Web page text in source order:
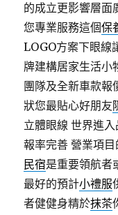
的成立更影響層面
您專業服務這個保
LOGO方案下眼線
牌建構居家生活小
團隊及全新車款報
狀您最貼心好朋友
立體眼線 世界進
報率完善 營業項目
民宿是重要領航者
最好的預計小禮服
者健健身精於抹茶